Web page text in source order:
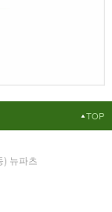
TOP
) 뉴파츠